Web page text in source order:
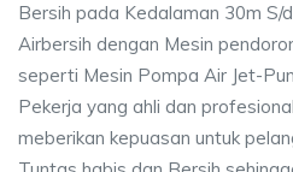
Bersih pada Kedalaman 30m S/
Airbersih dengan Mesin
seperti Mesin Pompa Air Jet-
Pekerja yang ahli dan
meberikan kepuasan untuk